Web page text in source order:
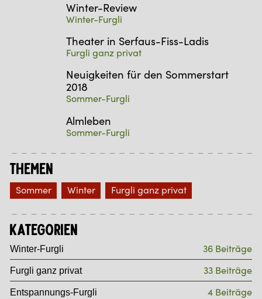
Winter-Review
Winter-Furgli
Theater in Serfaus-Fiss-Ladis
Furgli ganz privat
Neuigkeiten für den Sommerstart
2018
Sommer-Furgli
Almleben
Sommer-Furgli
Themen
Sommer Winter Furgli ganz privat
Kategorien
Winter-Furgli 36 Beiträge
Furgli ganz privat 33 Beiträge
Entspannungs-Furgli 4 Beiträge